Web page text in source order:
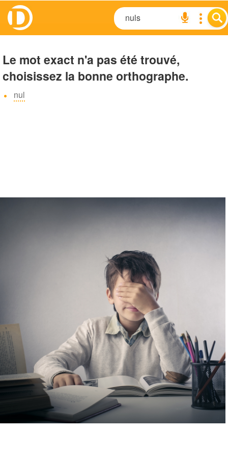
Le mot exact n'a pas été trouvé,
choisissez la bonne orthographe.
nul